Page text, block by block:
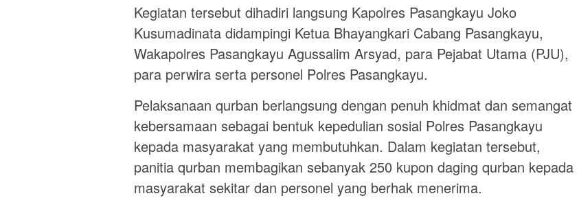
Kegiatan tersebut dihadiri langsung Kapolres Pasangkayu Joko
Kusumadinata didampingi Ketua Bhayangkari Cabang Pasangkayu,
Wakapolres Pasangkayu Agussalim Arsyad, para Pejabat Utama (PJU),
para perwira serta personel Polres Pasangkayu.
Pelaksanaan qurban berlangsung dengan penuh khidmat dan semangat
kebersamaan sebagai bentuk kepedulian sosial Polres Pasangkayu
kepada masyarakat yang membutuhkan. Dalam kegiatan tersebut,
panitia qurban membagikan sebanyak 250 kupon daging qurban kepada
masyarakat sekitar dan personel yang berhak menerima.